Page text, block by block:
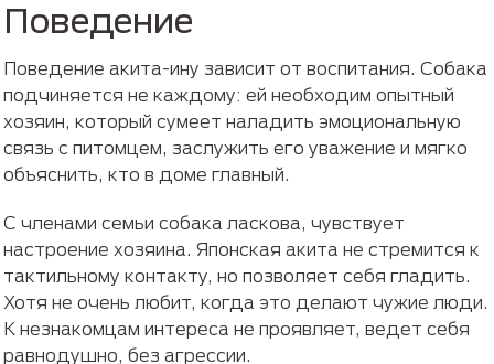
Поведение
Поведение акита-ину зависит от воспитания. Собака
подчиняется не каждому: ей необходим опытный
хозяин, который сумеет наладить эмоциональную
связь с питомцем, заслужить его уважение и мягко
объяснить, кто в доме главный.
С членами семьи собака ласкова, чувствует
настроение хозяина. Японская акита не стремится к
тактильному контакту, но позволяет себя гладить.
Хотя не очень любит, когда это делают чужие люди.
К незнакомцам интереса не проявляет, ведет себя
равнодушно, без агрессии.